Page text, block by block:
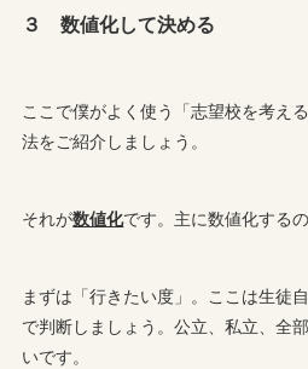
３ 数値化して決める
ここで僕がよく使う「志望校を考え
法をご紹介しましょう。
それが数値化です。主に数値化する
まずは「行きたい度」。ここは生徒
で判断しましょう。公立、私立、全
いです。